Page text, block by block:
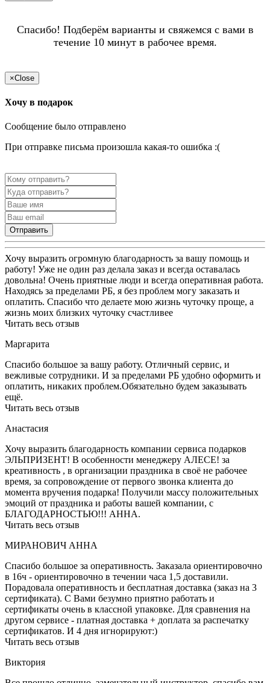
Спасибо! Подберём варианты и свяжемся с вами в
течение 10 минут в рабочее время.
×Close
Хочу в подарок
Сообщение было отправлено
При отправке письма произошла какая-то ошибка :(
Отправить
Хочу выразить огромную благодарность за вашу помощь и
работу! Уже не один раз делала заказ и всегда оставалась
довольна! Очень приятные люди и всегда оперативная работа.
Находясь за пределами РБ, я без проблем могу заказать и
оплатить. Спасибо что делаете мою жизнь чуточку проще, а
жизнь моих близких чуточку счастливее
Читать весь отзыв
Маргарита
Спасибо большое за вашу работу. Отличный сервис, и
вежливые сотрудники. И за пределами РБ удобно оформить и
оплатить, никаких проблем.Обязательно будем заказывать
ещё.
Читать весь отзыв
Анастасия
Хочу выразить благодарность компании сервиса подарков
ЭЛЬПРИЗЕНТ! В особенности менеджеру АЛЕСЕ! за
креативность , в организации праздника в своё не рабочее
время, за сопровождение от первого звонка клиента до
момента вручения подарка! Получили массу положительных
эмоций от праздника и работы вашей компании, с
БЛАГОДАРНОСТЬЮ!!! АННА.
Читать весь отзыв
МИРАНОВИЧ АННА
Спасибо большое за оперативность. Заказала ориентировочно
в 16ч - ориентировочно в течении часа 1,5 доставили.
Порадовала оперативность и бесплатная доставка (заказ на 3
сертификата). С Вами безумно приятно работать и
сертификаты очень в классной упаковке. Для сравнения на
другом сервисе - платная доставка + доплата за распечатку
сертификатов. И 4 дня игнорируют:)
Читать весь отзыв
Виктория